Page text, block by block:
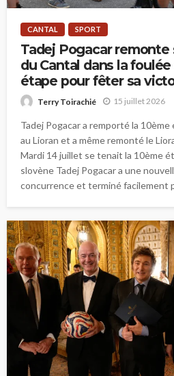
CANTAL SPORT
Tadej Pogacar remonte
du Cantal dans la
étape pour fêter sa
Terry Toirachié 15 juillet 2026
Tadej Pogacar a remporté la
au Lioran et a même remonté le
Mardi 14 juillet se tenait la 10ème
slovène Tadej Pogacar a une
concurrence et terminé facilement